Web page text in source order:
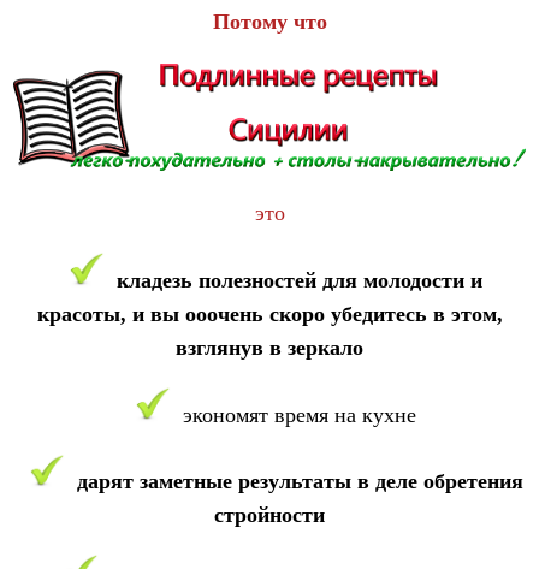
Потому что
это
кладезь полезностей для молодости и
красоты, и вы ооочень скоро убедитесь в этом,
взглянув в зеркало
экономят время на кухне
дарят заметные результаты в деле обретения
стройности